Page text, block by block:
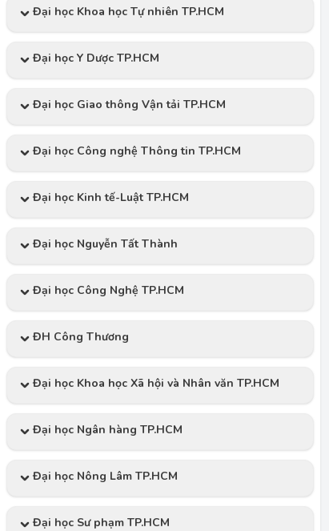
Đại học Khoa học Tự nhiên TP.HCM
Đại học Y Dược TP.HCM
Đại học Giao thông Vận tải TP.HCM
Đại học Công nghệ Thông tin TP.HCM
Đại học Kinh tế-Luật TP.HCM
Đại học Nguyễn Tất Thành
Đại học Công Nghệ TP.HCM
ĐH Công Thương
Đại học Khoa học Xã hội và Nhân văn TP.HCM
Đại học Ngân hàng TP.HCM
Đại học Nông Lâm TP.HCM
Đại học Sư phạm TP.HCM